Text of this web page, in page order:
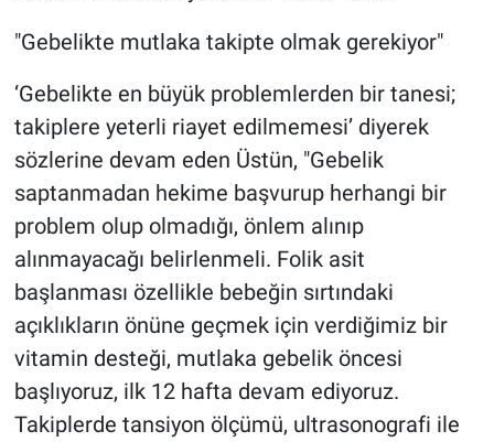
"Gebelikte mutlaka takipte olmak gerekiyor"
‘Gebelikte en büyük problemlerden bir tanesi;
takiplere yeterli riayet edilmemesi’ diyerek
sözlerine devam eden Üstün, "Gebelik
saptanmadan hekime başvurup herhangi bir
problem olup olmadığı, önlem alınıp
alınmayacağı belirlenmeli. Folik asit
başlanması özellikle bebeğin sırtındaki
açıklıkların önüne geçmek için verdiğimiz bir
vitamin desteği, mutlaka gebelik öncesi
başlıyoruz, ilk 12 hafta devam ediyoruz.
Takiplerde tansiyon ölçümü, ultrasonografi ile